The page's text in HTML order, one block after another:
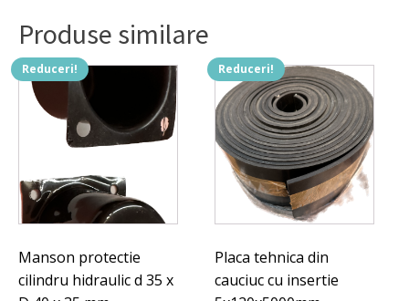
Produse similare
Reduceri!
Manson protectie
cilindru hidraulic d 35 x
Reduceri!
Placa tehnica din
cauciuc cu insertie